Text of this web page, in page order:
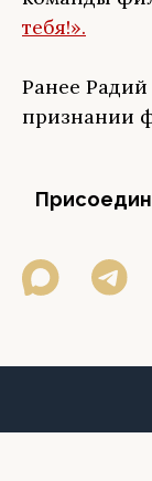
тебя!».
Ранее
признании